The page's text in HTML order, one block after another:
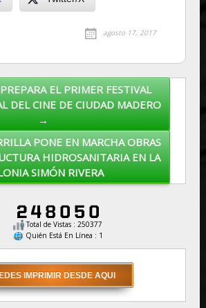
agosto 17, 2017
EL PRIMER FESTIVAL
DEL CINE DE CIUDAD MADERO
→
PONE EN MARCHA OBRAS
HIDROSANITARIA EN LA
SIMÓN RIVERA
Total de Vistas : 250377
Quién Está En Línea : 1